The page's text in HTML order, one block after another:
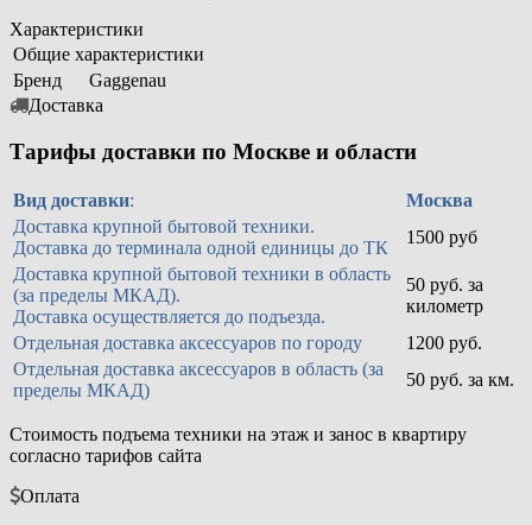
Характеристики
Общие характеристики
Бренд
Gaggenau
Доставка
Тарифы доставки по Москве и области
Вид доставки:
Москва
Доставка крупной бытовой техники.
Доставка до терминала одной единицы до ТК
1500 руб
Доставка крупной бытовой техники в область
(за пределы МКАД).
Доставка осуществляется до подъезда.
50 руб. за
километр
Отдельная доставка аксессуаров по городу
1200 руб.
Отдельная доставка аксессуаров в область (за
пределы МКАД)
50 руб. за км.
Стоимость подъема техники на этаж и занос в квартиру
согласно тарифов сайта
Оплата